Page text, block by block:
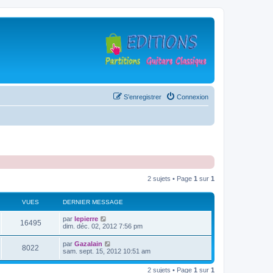
Connexion
S’enregistrer
2 sujets • Page 1 sur 1
VUES DERNIER MESSAGE
16495V
u
D
e
i
e
r
par lepierre
dim. déc. 02, 2012 7:56 pm
8022
u
D
e
n
par Gazalain
sam. sept. 15, 2012 10:51 am
2 sujets • Page 1 sur 1